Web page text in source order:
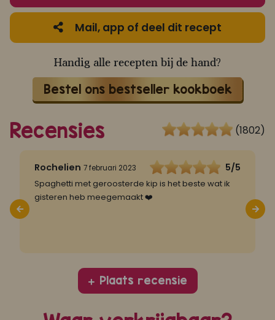
Mail, app of deel dit recept
Handig alle recepten bij de hand?
Bestel ons bestseller kookboek
Recensies (1802)
Rochelien 7 februari 2023 5/5
Spaghetti met geroosterde kip is het beste wat ik
gisteren heb meegemaakt ❤️
Plaats recensie